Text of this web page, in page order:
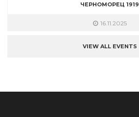
ЧЕРНОМОРЕЦ 1919
16.11.2025
VIEW ALL EVENTS